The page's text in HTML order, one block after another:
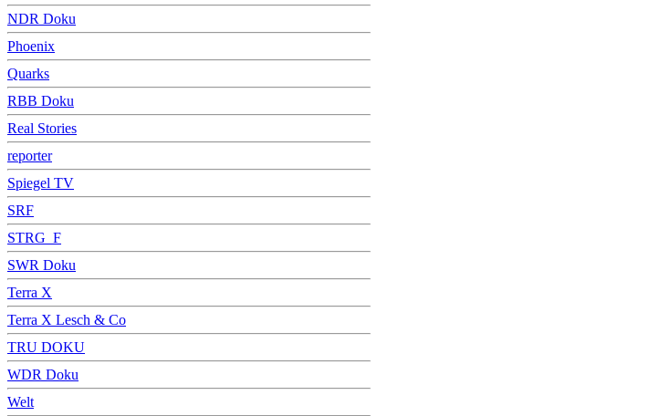
NDR Doku
Phoenix
Quarks
RBB Doku
Real Stories
reporter
Spiegel TV
SRF
STRG_F
SWR Doku
Terra X
Terra X Lesch & Co
TRU DOKU
WDR Doku
Welt